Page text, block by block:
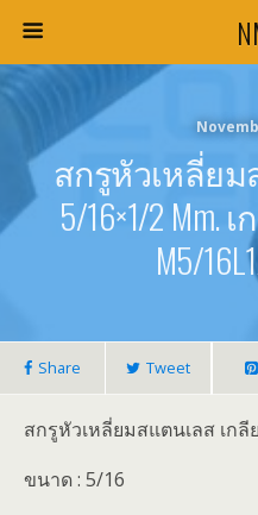
สกรูหัวเหลี่ย
5/16×1/2 Mm. เ
M5/
Share Tweet
สกรูหัวเหลี่ยมสแตนเลส เกลี
ขนาด : 5/16